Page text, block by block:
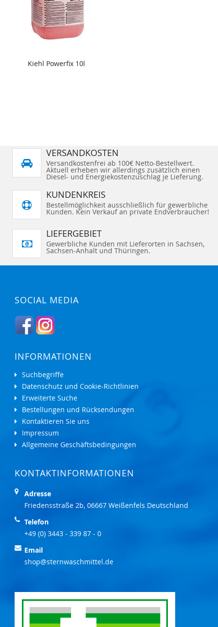
Kiehl Powerfix 10l
VERSANDKOSTEN
Versandkostenfrei ab 100€ Netto-Bestellwert.
Aktuell erheben wir allerdings zusätzlich einen
Diesel- und Energiekostenzuschlag je Lieferung.
KUNDENKREIS
Bestellmöglichkeit ausschließlich für gewerbliche
Kunden. Kein Verkauf an private Endverbraucher!
LIEFERGEBIET
Gewerbliche Kunden mit Lieferorten in Sachsen,
Sachsen-Anhalt und Thüringen.
SOCIAL MEDIA
INFORMATIONEN
Suchbegriffe
Datenschutz und Cookie-Richtlinien
Erweiterte Suche
Bestellungen und Rücksendungen
Kontaktieren Sie uns
Impressum
Allgemeine Geschäftsbedingungen
KONTAKTINFORMATIONEN
Adresse
Friedensstraße 2b, 06667 Weißenfels Deutschland
Telefon
+49 (0) 3443 - 339 87 - 0
Email
shop@sternwaschmittel.de